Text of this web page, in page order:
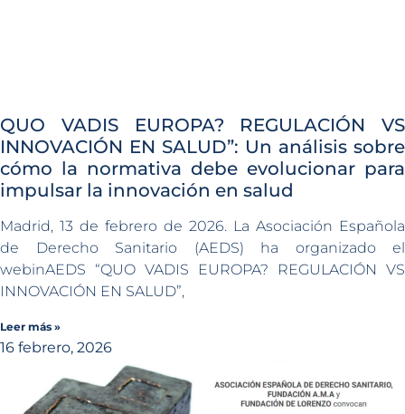
QUO VADIS EUROPA? REGULACIÓN VS
INNOVACIÓN EN SALUD”: Un análisis sobre
cómo la normativa debe evolucionar para
impulsar la innovación en salud
Madrid, 13 de febrero de 2026. La Asociación Española
de Derecho Sanitario (AEDS) ha organizado el
webinAEDS “QUO VADIS EUROPA? REGULACIÓN VS
INNOVACIÓN EN SALUD”,
Leer más »
16 febrero, 2026